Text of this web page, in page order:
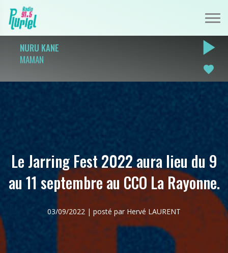
NURU KANE
MAMAN
play_arrow
favorite
Le Jarring Fest 2022 aura lieu du 9
au 11 septembre au CCO La Rayonne.
03/09/2022 | posté par Hervé LAURENT